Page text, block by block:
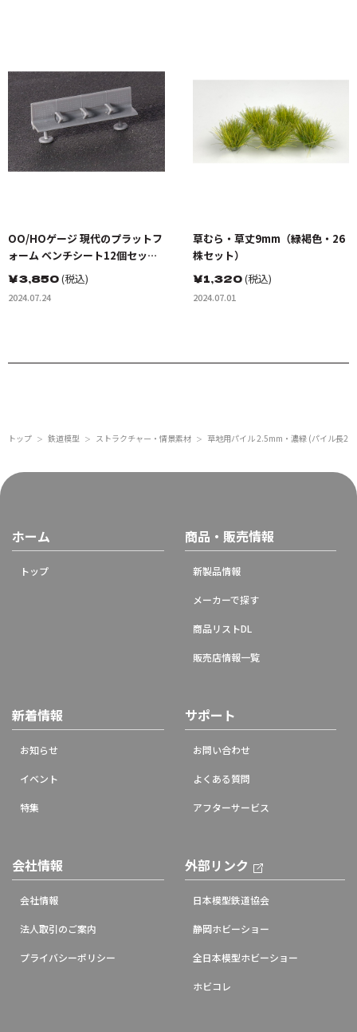
OO/HOゲージ 現代のプラットフ
ォーム ベンチシート12個セット
未塗装キット
￥3,850(税込)
2024.07.24
草むら・草丈9mm（緑褐色・26
株セット）
￥1,320(税込)
2024.07.01
トップ ＞ 鉄道模型 ＞ ストラクチャー・情景素材 ＞ 草地用パイル 2.5mm・濃緑 (パイル長
ホーム
トップ
商品・販売情報
新製品情報
メーカーで探す
商品リストDL
販売店情報一覧
新着情報
お知らせ
イベント
特集
サポート
お問い合わせ
よくある質問
アフターサービス
会社情報
会社情報
法人取引のご案内
プライバシーポリシー
外部リンク
日本模型鉄道協会
静岡ホビーショー
全日本模型ホビーショー
ホビコレ